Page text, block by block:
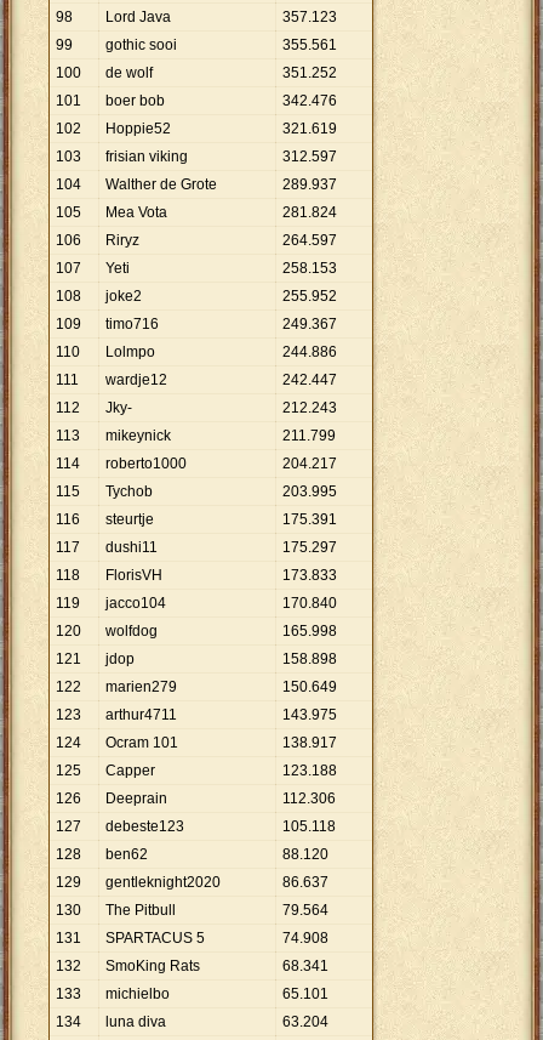
98
Lord Java 357.123
99
gothic sooi 355.561
100
de wolf 351.252
101
boer bob 342.476
102
Hoppie52 321.619
103
frisian viking 312.597
104
Walther de Grote 289.937
105
Mea Vota 281.824
106
Riryz 264.597
107
Yeti 258.153
108
joke2 255.952
109
timo716 249.367
110
Lolmpo 244.886
111
wardje12 242.447
112
Jky- 212.243
113
mikeynick 211.799
114
roberto1000 204.217
115
Tychob 203.995
116
steurtje 175.391
117
dushi11 175.297
118
FlorisVH 173.833
119
jacco104 170.840
120
wolfdog 165.998
121
jdop 158.898
122
marien279 150.649
123
arthur4711 143.975
124
Ocram 101 138.917
125
Capper 123.188
126
Deeprain 112.306
127
debeste123 105.118
128
ben62 88.120
129
gentleknight2020 86.637
130
The Pitbull 79.564
131
SPARTACUS 5 74.908
132
SmoKing Rats 68.341
133
michielbo 65.101
134
luna diva 63.204